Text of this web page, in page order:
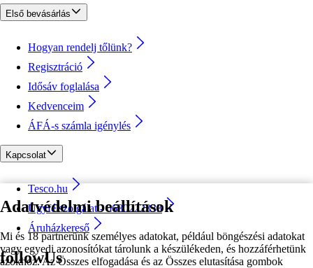
Adatvédelmi beállítások
Mi és 18 partnerünk személyes adatokat, például böngészési adatokat
vagy egyedi azonosítókat tárolunk a készülékeden, és hozzáférhetünk
azokhoz. Az Összes elfogadása és az Összes elutasítása gombok
Első bevásárlás
Hogyan rendelj tőlünk?
Regisztráció
Idősáv foglalása
Kedvenceim
ÁFÁ-s számla igénylés
Kapcsolat
Tesco.hu
Ügyfélszolgálat - 0680222333
Áruházkereső
followUs